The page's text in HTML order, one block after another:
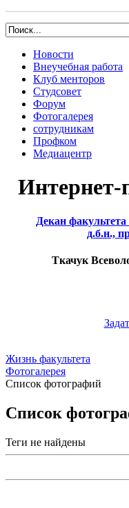
Новости
Внеучебная работа
Клуб менторов
Студсовет
Форум
Фотогалерея
сотрудникам
Профком
Медиацентр
Интернет-
Декан
д.б.н.,
Ткачук
Жизнь факультета
Фотогалерея
Список фотографий
Список
Теги не найдены